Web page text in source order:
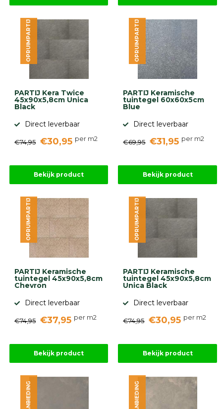
PARTIJ Kera Twice
45x90x5,8cm Unica
Black
Direct leverbaar
€74,95 €30,95 per m2
OPRUIMPARTIJ
Bekijk product
PARTIJ Keramische
tuintegel 60x60x5cm
Blue
Direct leverbaar
€69,95 €31,95 per m2
OPRUIMPARTIJ
Bekijk product
PARTIJ Keramische
tuintegel 45x90x5,8cm
Chevron
Direct leverbaar
€74,95 €37,95 per m2
OPRUIMPARTIJ
Bekijk product
PARTIJ Keramische
tuintegel 45x90x5,8cm
Unica Black
Direct leverbaar
€74,95 €30,95 per m2
OPRUIMPARTIJ
Bekijk product
AANBIEDING AANBIEDING